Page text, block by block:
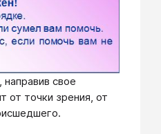
свое
от точки зрения, от